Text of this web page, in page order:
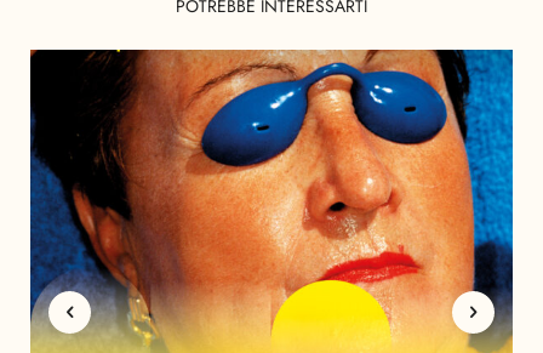
POTREBBE INTERESSARTI